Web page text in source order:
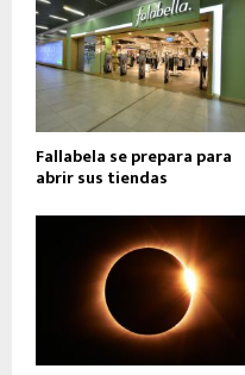
Fallabela se prepara para
abrir sus tiendas